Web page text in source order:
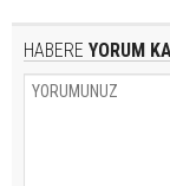
HABERE YORUM